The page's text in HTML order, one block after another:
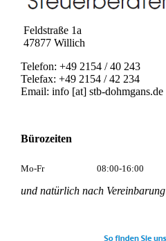
Feldstraße 1a
47877 Willich
Telefon: +49 2154 / 40 243
Telefax: +49 2154 / 42 234
Email: info [at] stb-dohmgans.de
Bürozeiten
Mo-Fr 08:00-16:00
und natürlich nach Vereinbarung